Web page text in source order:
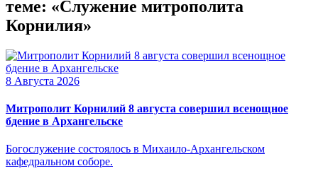
теме: «Служение митрополита
Корнилия»
8 Августа 2026
Митрополит Корнилий 8 августа совершил всенощное
бдение в Архангельске
Богослужение состоялось в Михаило-Архангельском
кафедральном соборе.